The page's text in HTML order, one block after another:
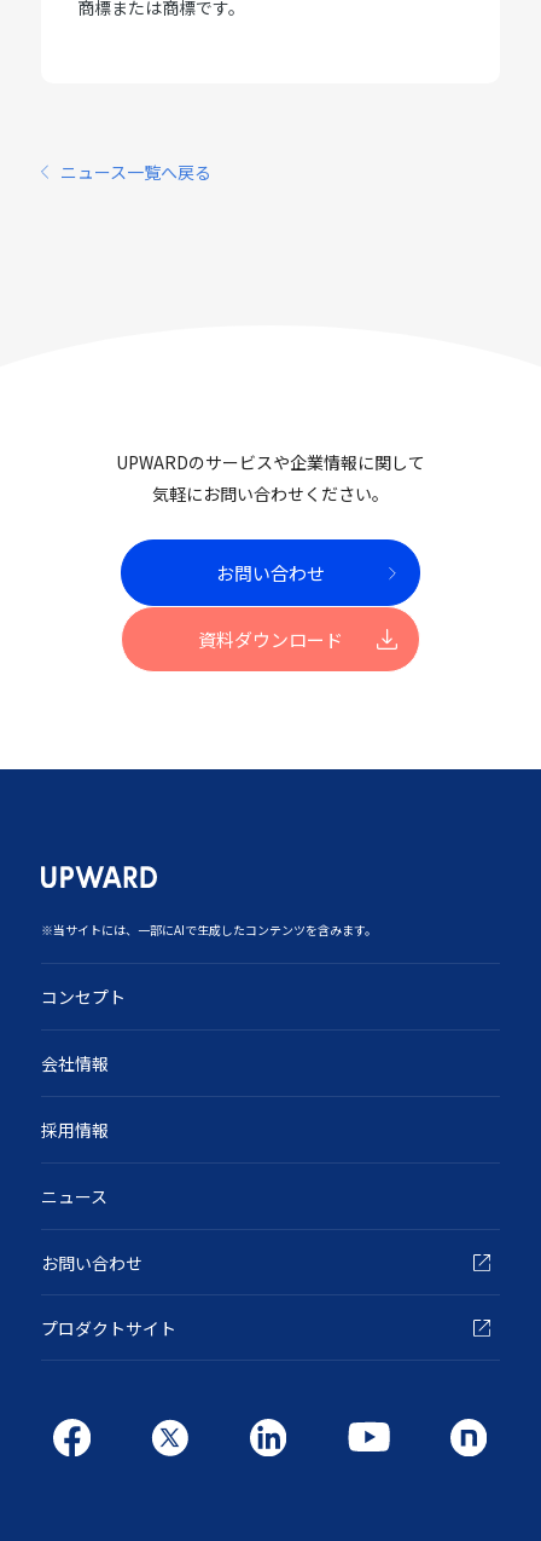
商標または商標です。
ニュース一覧へ戻る
UPWARDのサービスや企業情報に関して
気軽にお問い合わせください。
お問い合わせ
資料ダウンロード
‍※当サイトには、一部にAIで生成したコンテンツを含みます。
コンセプト
会社情報
採用情報
ニュース
お問い合わせ
プロダクトサイト